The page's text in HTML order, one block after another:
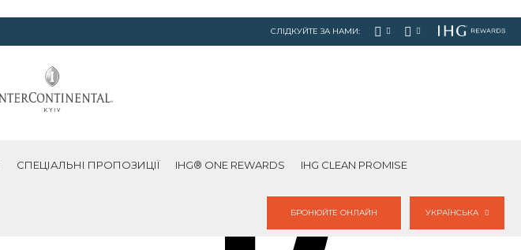
СЛІДКУЙТЕ ЗА НАМИ:
СПЕЦІАЛЬНІ ПРОПОЗИЦІЇ IHG® ONE REWARDS IHG CLEAN PROMISE
БРОНЮЙТЕ ОНЛАЙН УКРАЇНСЬКА